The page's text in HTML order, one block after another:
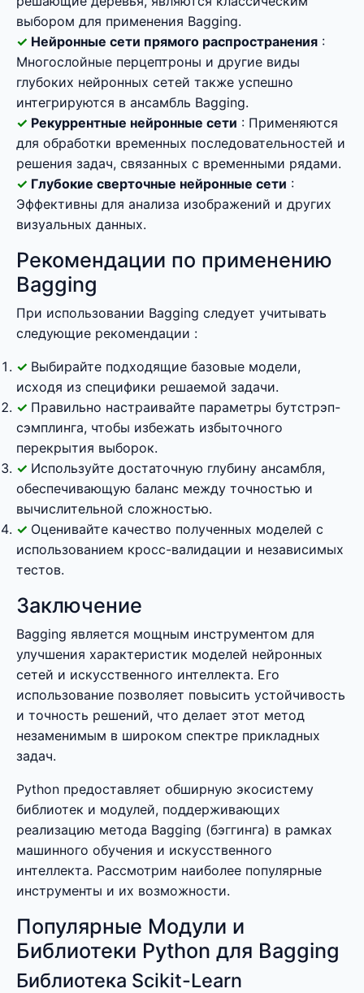
выбором для применения Bagging.
Нейронные сети прямого распространения :
Многослойные перцептроны и другие виды
глубоких нейронных сетей также успешно
интегрируются в ансамбль Bagging.
Рекуррентные нейронные сети : Применяются
для обработки временных последовательностей и
решения задач, связанных с временными рядами.
Глубокие сверточные нейронные сети :
Эффективны для анализа изображений и других
визуальных данных.
Рекомендации по применению
Bagging
При использовании Bagging следует учитывать
следующие рекомендации :
Выбирайте подходящие базовые модели,
исходя из специфики решаемой задачи.
Правильно настраивайте параметры бутстрэп-
сэмплинга, чтобы избежать избыточного
перекрытия выборок.
Используйте достаточную глубину ансамбля,
обеспечивающую баланс между точностью и
вычислительной сложностью.
Оценивайте качество полученных моделей с
использованием кросс-валидации и независимых
тестов.
Заключение
Bagging является мощным инструментом для
улучшения характеристик моделей нейронных
сетей и искусственного интеллекта. Его
использование позволяет повысить устойчивость
и точность решений, что делает этот метод
незаменимым в широком спектре прикладных
задач.
Python предоставляет обширную экосистему
библиотек и модулей, поддерживающих
реализацию метода Bagging (бэггинга) в рамках
машинного обучения и искусственного
интеллекта. Рассмотрим наиболее популярные
инструменты и их возможности.
Популярные Модули и
Библиотеки Python для Bagging
Библиотека Scikit-Learn